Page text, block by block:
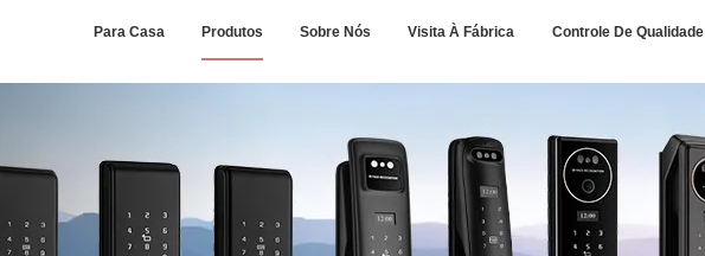
Para Casa Produtos Sobre Nós Visita À Fábrica Controle De Qualidade